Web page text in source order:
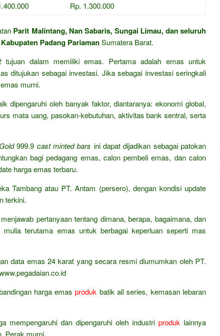
Rp. 1.300.000
Parit Malintang, Nan Sabaris, Sungai Limau, dan seluruh
Kabupaten Padang PariamanSumatera Barat.
dalam memiliki emas. Pertama adalah emas untuk
ditujukan sebagai investasi. Jika sebagai investasi seringkali
murni.
dipengaruhi oleh banyak faktor, diantaranya: ekonomi global,
mata uang, pasokan-kebutuhan, aktivitas bank sentral, serta
999.9 cast minted bars ini dapat dijadikan sebagai patokan
bagi pedagang emas, calon pembeli emas, dan calon
harga emas terbaru.
Tambang atau PT. Antam (persero), dengan kondisi update
terkini.
pertanyaan tentang dimana, berapa, bagaimana, dan
mulia terutama emas untuk berbagai keperluan seperti mas
data emas 24 karat yang secara resmi diumumkan oleh PT.
harga emasproduk batik all series, kemasan lebaran
mempengaruhi dan dipengaruhi oleh industri produk lainnya
Perak murni,